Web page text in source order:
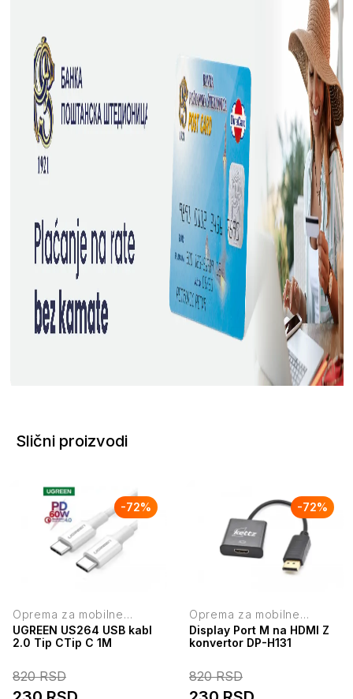
Slični proizvodi
-72%
Oprema za mobilne
telefone
UGREEN US264 USB kabl
2.0 Tip CTip C 1M
820RSD
-72%
Oprema za mobilne
telefone
Display Port M na HDMI Z
konvertor DP-H131
820RSD